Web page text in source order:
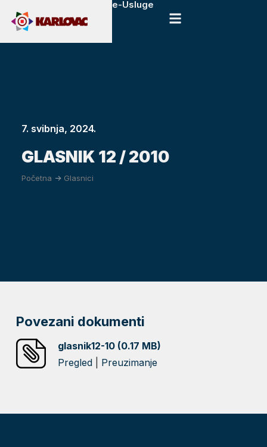
e-Usluge
7. svibnja, 2024.
GLASNIK 12 / 2010
Početna -> Glasnici
Povezani dokumenti
glasnik12-10 (0.17 MB)
Pregled
Preuzimanje